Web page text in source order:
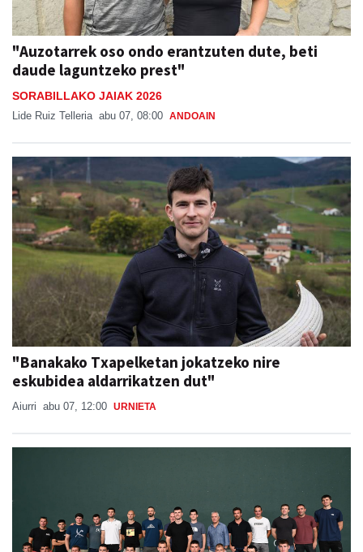
"Auzotarrek oso ondo erantzuten dute, beti
daude laguntzeko prest"
SORABILLAKO JAIAK 2026
Lide Ruiz Telleria abu 07, 08:00 ANDOAIN
"Banakako Txapelketan jokatzeko nire
eskubidea aldarrikatzen dut"
Aiurri abu 07, 12:00 URNIETA